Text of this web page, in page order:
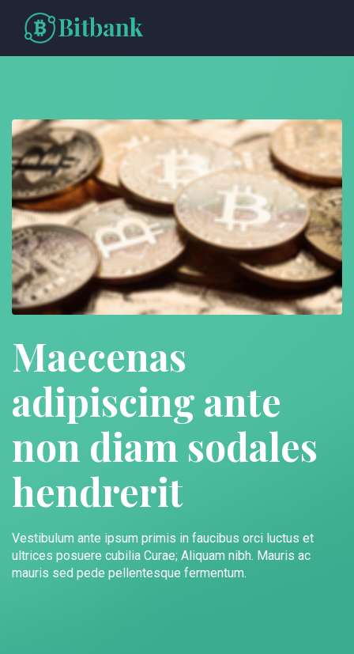
Maecenas
adipiscing ante
non diam sodales
hendrerit
Vestibulum ante ipsum primis in faucibus orci luctus et
ultrices posuere cubilia Curae; Aliquam nibh. Mauris ac
mauris sed pede pellentesque fermentum.